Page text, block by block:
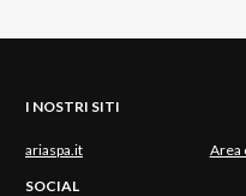
I NOSTRI SITI
ariaspa.it Area
SOCIAL